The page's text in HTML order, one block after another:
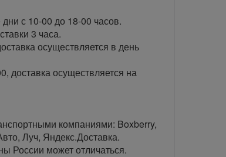
с 10-00 до 18-00 часов.
3 часа.
осуществляется в день
доставка осуществляется на
компаниями: Boxberry,
Луч, Яндекс.Доставка.
России может отличаться.